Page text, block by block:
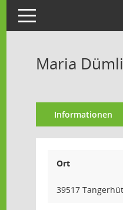
Toggle navigation
Maria
Informationen
Ort
39517